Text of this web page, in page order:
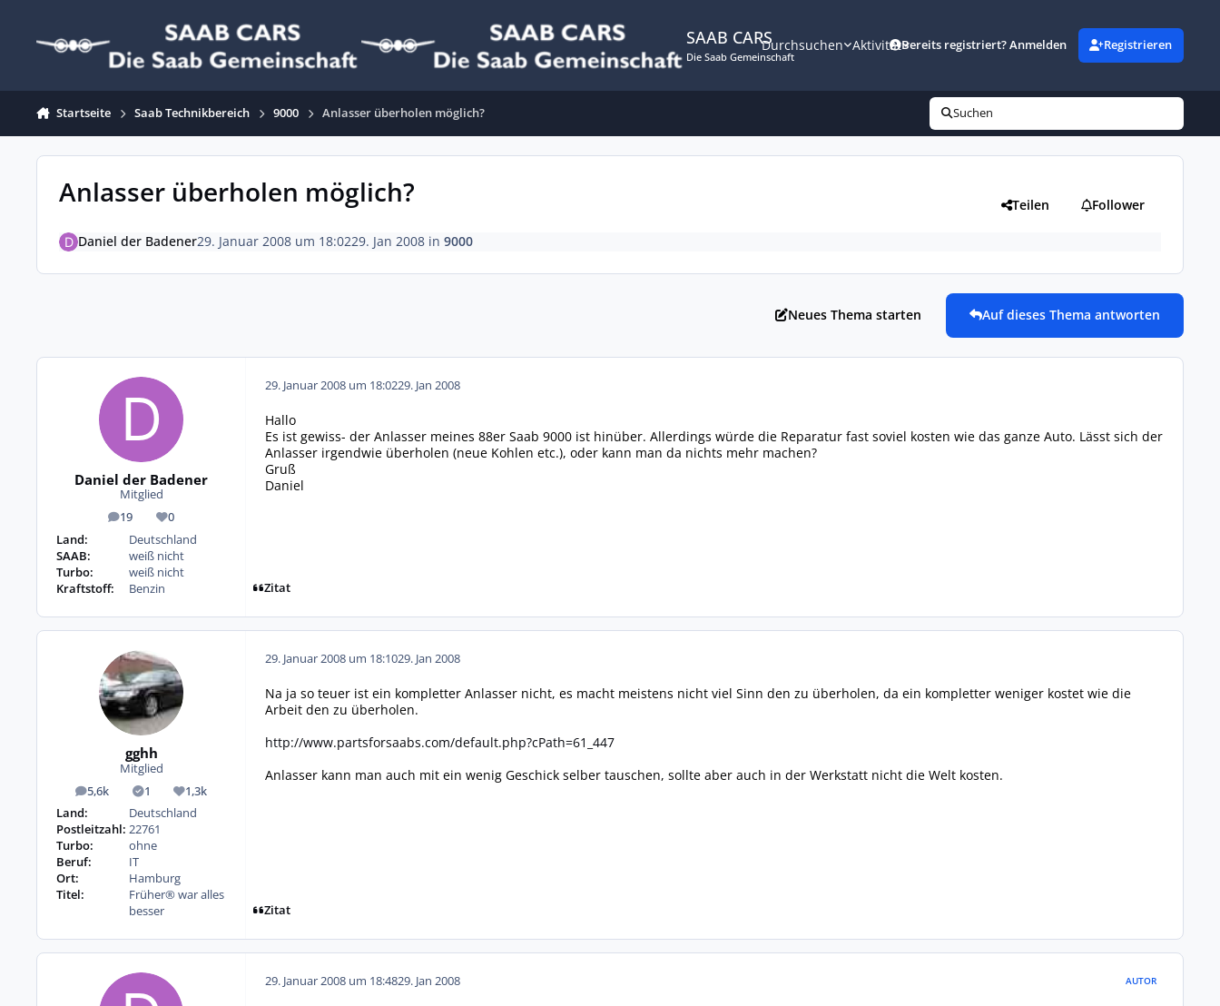
SAAB CARS
Die Saab Gemeinschaft
Durchsuchen AktivitätBereits registriert? Anmelden Registrieren
Startseite Saab Technikbereich 9000 Anlasser überholen möglich? Suchen
Anlasser überholen möglich? Teilen Follower
Daniel der Badener29. Januar 2008 um 18:0229. Jan 2008in 9000
Neues Thema starten Auf dieses Thema antworten
Daniel der Badener
Mitglied
19
Beiträge 0
Reputation
Land:
Deutschland
SAAB:
weiß nicht
Turbo:
weiß nicht
Kraftstoff:
Benzin
29. Januar 2008 um 18:0229. Jan 2008
Hallo
Es ist gewiss- der Anlasser meines 88er Saab 9000 ist hinüber. Allerdings würde die Reparatur fast soviel kosten wie das ganze Auto. Lässt sich der
Anlasser irgendwie überholen (neue Kohlen etc.), oder kann man da nichts mehr machen?
Gruß
Daniel
Zitat
gghh
Mitglied
5,6k
Beiträge 1
Lösungen1,3k
Reputation
Land:
Deutschland
Postleitzahl: 22761
Turbo:
ohne
Beruf:
IT
Ort:
Hamburg
Titel:
Früher® war alles
besser
29. Januar 2008 um 18:1029. Jan 2008
Na ja so teuer ist ein kompletter Anlasser nicht, es macht meistens nicht viel Sinn den zu überholen, da ein kompletter weniger kostet wie die
Arbeit den zu überholen.
http://www.partsforsaabs.com/default.php?cPath=61_447
Anlasser kann man auch mit ein wenig Geschick selber tauschen, sollte aber auch in der Werkstatt nicht die Welt kosten.
Zitat
29. Januar 2008 um 18:4829. Jan 2008 AUTOR